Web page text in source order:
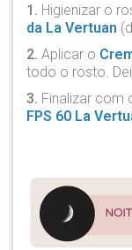
1. Higienizar o
da La Vertuan
2. Aplicar o
todo o rosto.
3. Finalizar com
FPS 60 La